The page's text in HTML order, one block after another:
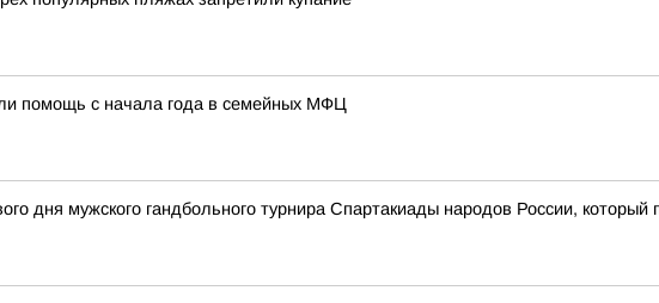
помощь с начала года в семейных МФЦ
дня мужского гандбольного турнира Спартакиады народов России,